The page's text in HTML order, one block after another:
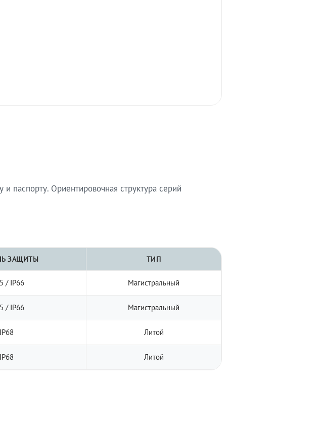
паспорту. Ориентировочная структура серий
ЗАЩИТЫ ТИП
/ IP66 Магистральный
/ IP66 Магистральный
IP68 Литой
IP68 Литой